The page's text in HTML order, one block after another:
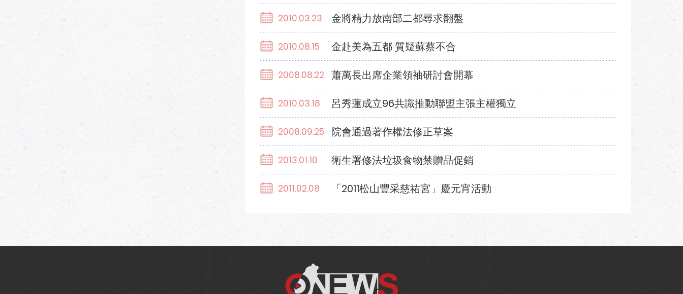
2010.03.23 金將精力放南部二都尋求翻盤
2010.08.15 金赴美為五都 質疑蘇蔡不合
2008.08.22 蕭萬長出席企業領袖研討會開幕
2010.03.18 呂秀蓮成立96共識推動聯盟主張主權獨立
2008.09.25 院會通過著作權法修正草案
2013.01.10 衛生署修法垃圾食物禁贈品促銷
2011.02.08 「2011松山豐采慈祐宮」慶元宵活動